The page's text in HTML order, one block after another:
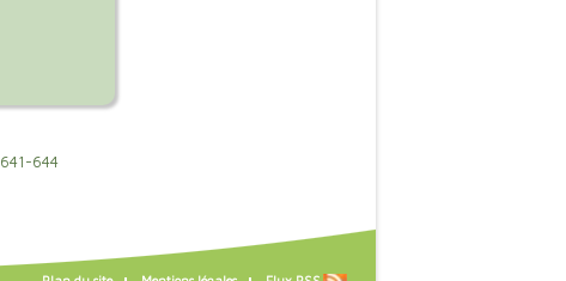
641-644